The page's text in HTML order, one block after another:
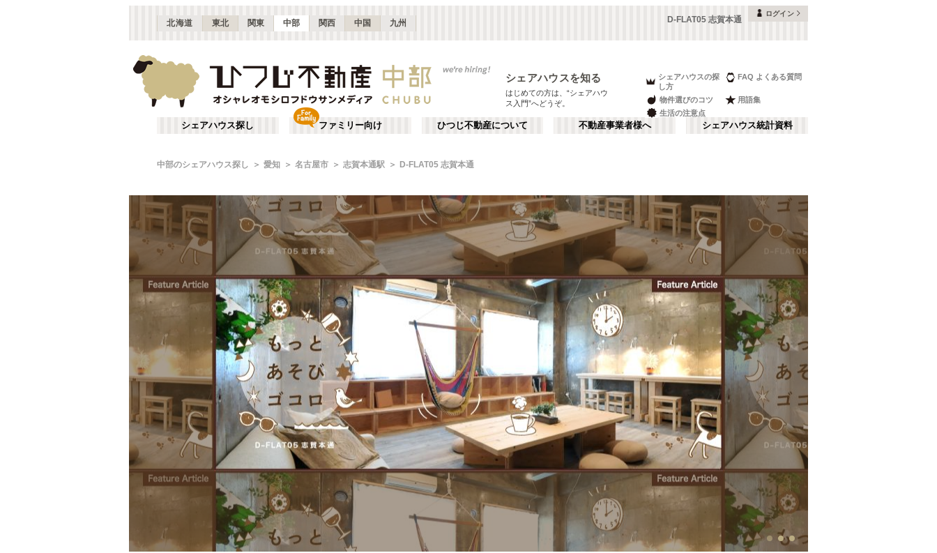
北海道 東北 関東 中部 関西 中国 九州 D-FLAT05 志賀本通
ログイン
シェアハウスを知る
はじめての方は、“シェアハウ
ス入門”へどうぞ。
シェアハウスの探
し方
FAQ よくある質問
物件選びのコツ
用語集
生活の注意点
シェアハウス探し ファミリー向け ひつじ不動産について 不動産事業者様へ シェアハウス統計資料
中部のシェアハウス探し 愛知 名古屋市 志賀本通駅 D-FLAT05 志賀本通
HOUSEREVIEW
ハンモックにゆられて
2014-10-22